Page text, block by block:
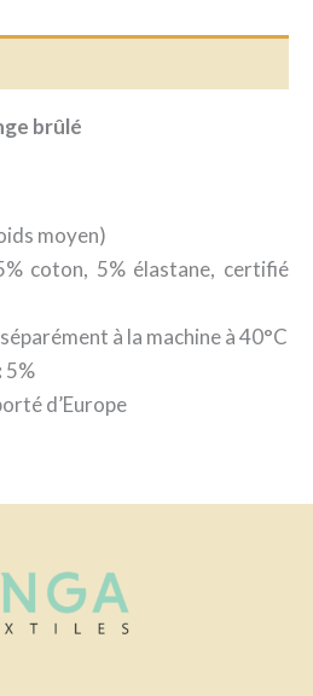
brûlé
moyen)
coton, 5% élastane, certifié
à la machine à 40°C
5%
d’Europe